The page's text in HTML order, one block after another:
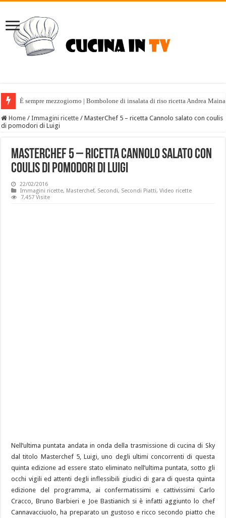
È sempre mezzogiorno | Bombolone di insalata di riso ricetta Andrea
Home / Immagini ricette / MasterChef 5 – ricetta Cannolo salato con coulis
di pomodori di Luigi
MasterChef 5 – ricetta Cannolo salato con
coulis di pomodori di Luigi
22/02/2016
Immagini ricette, Masterchef, Secondi, Secondi Piatti,Video ricette
7,457 Visite
Nell’ultima puntata andata in onda della trasmissione di cucina di Sky
dal titolo Masterchef 5, Luigi, uno degli ultimi concorrenti di questa
quinta edizione ad essere stato eliminato nell’ultima puntata, sotto gli
occhi vigili ed attenti degli inflessibili giudici di gara di questa quinta
edizione del programma, ai confermatissimi e cattivissimi Carlo
Cracco, Bruno Barbieri e Joe Bastianich si è infatti aggiunto lo chef
Cannavacciuolo, ha preparato un gustoso e ricco secondo piatto che